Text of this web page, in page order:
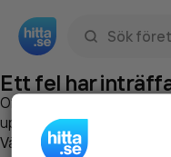
Ett fel har
Om du vill kan du
uppstod så att vi lättare
Vänligen försök med